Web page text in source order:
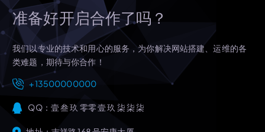
准备好开启合作了吗？
我们以专业的技术和用心的服务，为你解决网站搭建、运维的各
类难题，期待与你合作！
+13500000000
QQ：壹 叁 玖 零零 壹 玖 柒 柒 柒